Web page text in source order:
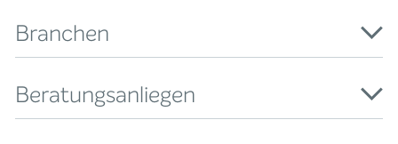
Branchen
Beratungsanliegen